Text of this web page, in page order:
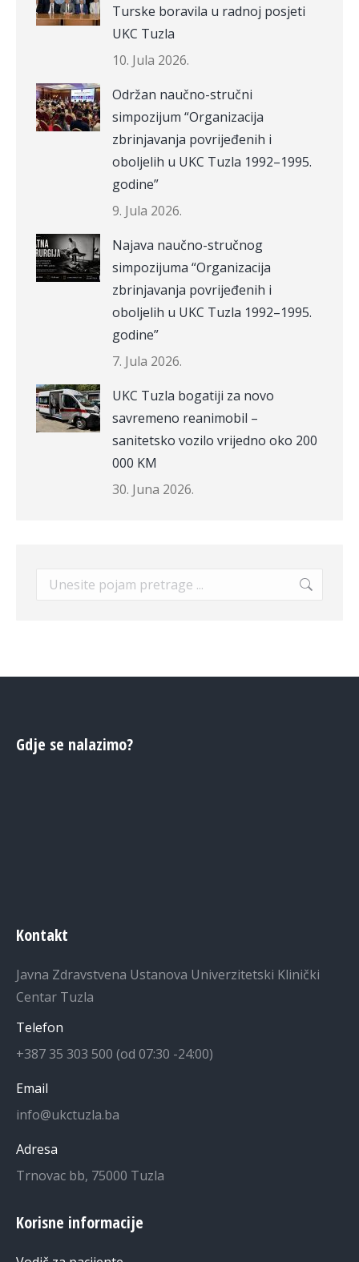
Turske boravila u radnoj posjeti
UKC Tuzla
10. Jula 2026.
Održan naučno-stručni
simpozijum “Organizacija
zbrinjavanja povrijeđenih i
oboljelih u UKC Tuzla 1992–1995.
godine”
9. Jula 2026.
Najava naučno-stručnog
simpozijuma “Organizacija
zbrinjavanja povrijeđenih i
oboljelih u UKC Tuzla 1992–1995.
godine”
7. Jula 2026.
UKC Tuzla bogatiji za novo
savremeno reanimobil –
sanitetsko vozilo vrijedno oko 200
000 KM
30. Juna 2026.
Search:
Gdje se nalazimo?
Kontakt
Javna Zdravstvena Ustanova Univerzitetski Klinički
Centar Tuzla
Telefon
+387 35 303 500 (od 07:30 -24:00)
Email
info@ukctuzla.ba
Adresa
Trnovac bb, 75000 Tuzla
Korisne informacije